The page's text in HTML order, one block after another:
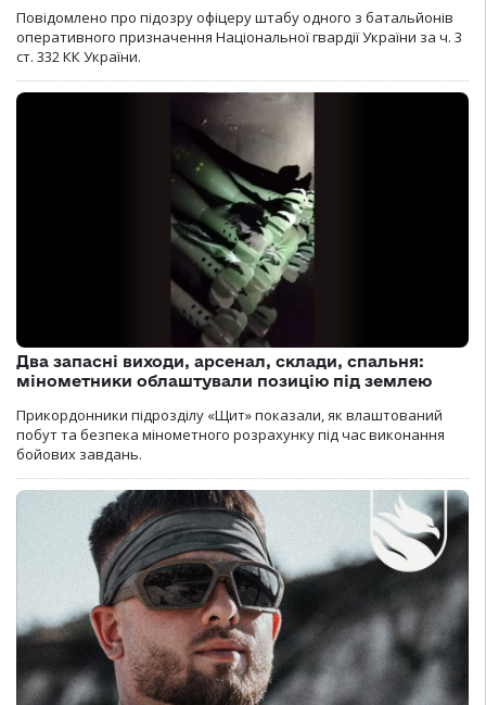
Повідомлено про підозру офіцеру штабу одного з батальйонів
оперативного призначення Національної гвардії України за ч. 3
ст. 332 КК України.
Два запасні виходи, арсенал, склади, спальня:
мінометники облаштували позицію під землею
Прикордонники підрозділу «Щит» показали, як влаштований
побут та безпека мінометного розрахунку під час виконання
бойових завдань.